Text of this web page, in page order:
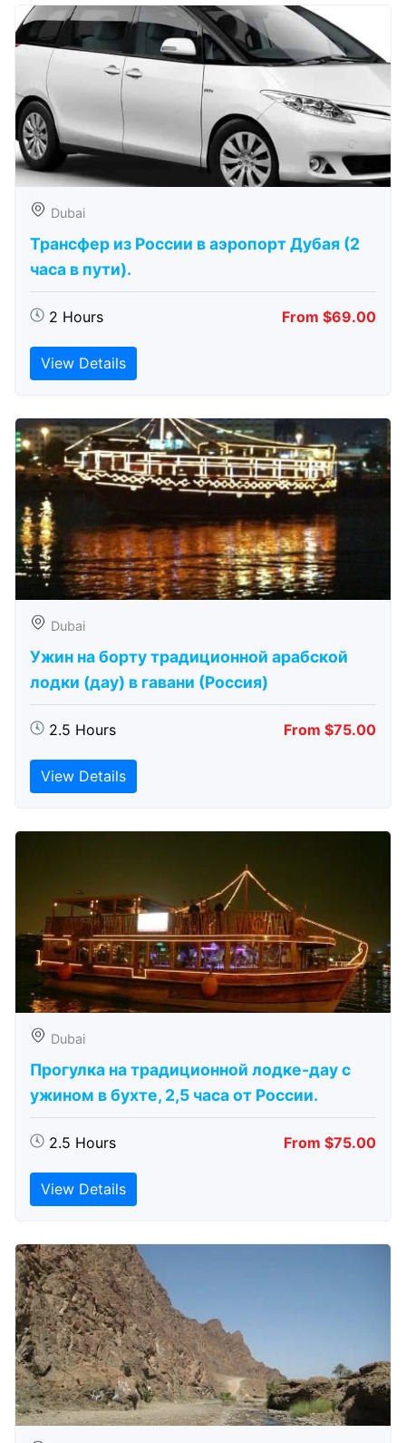
Dubai
Трансфер из России в аэропорт Дубая (2
часа в пути).
2 Hours From $69.00
View Details
Dubai
Ужин на борту традиционной арабской
лодки (дау) в гавани (Россия)
2.5 Hours From $75.00
View Details
Dubai
Прогулка на традиционной лодке-дау с
ужином в бухте, 2,5 часа от России.
2.5 Hours From $75.00
View Details